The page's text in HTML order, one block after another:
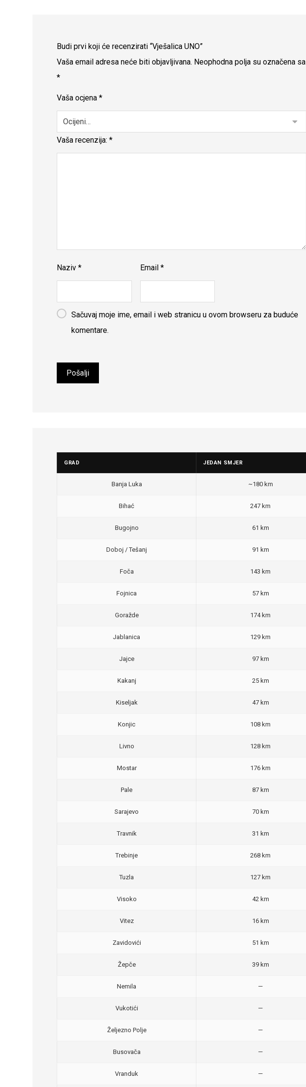
Budi prvi koji će recenzirati “Vješalica UNO”
Vaša email adresa neće biti objavljivana. Neophodna polja su označena sa
*
Vaša ocjena*
Vaša recenzija:*
Naziv* Email *
Sačuvaj moje ime, email i web stranicu u ovom browseru za buduće
komentare.
GRAD JEDAN SMJER
Banja Luka ~180 km
Bihać 247 km
Bugojno 61 km
Doboj / Tešanj 91 km
Foča 143 km
Fojnica 57 km
Goražde 174 km
Jablanica 129 km
Jajce 97 km
Kakanj 25 km
Kiseljak 47 km
Konjic 108 km
Livno 128 km
Mostar 176 km
Pale 87 km
Sarajevo 70 km
Travnik 31 km
Trebinje 268 km
Tuzla 127 km
Visoko 42 km
Vitez 16 km
Zavidovići 51 km
Žepče 39 km
Nemila —
Vukotići —
Željezno Polje —
Busovača —
Vranduk —